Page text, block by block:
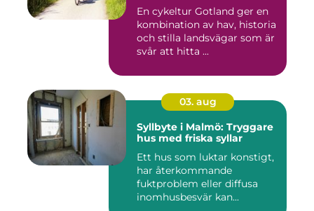
En cykeltur Gotland ger en
kombination av hav, historia
och stilla landsvägar som är
svår att hitta ...
03. aug
Syllbyte i Malmö: Tryggare
hus med friska syllar
Ett hus som luktar konstigt,
har återkommande
fuktproblem eller diffusa
inomhusbesvär kan...